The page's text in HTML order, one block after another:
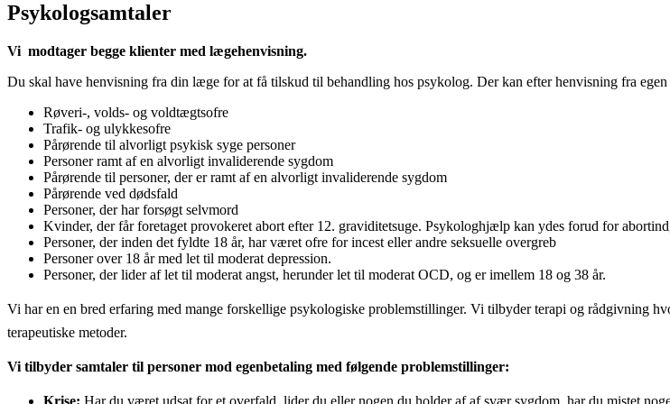
Psykologsamtaler
Vi modtager begge klienter med lægehenvisning.
Du skal have henvisning fra din læge for at få tilskud til behandling hos psykolog. Der kan efter henvisning fra
Røveri-, volds- og voldtægtsofre
Trafik- og ulykkesofre
Pårørende til alvorligt psykisk syge personer
Personer ramt af en alvorligt invaliderende sygdom
Pårørende til personer, der er ramt af en alvorligt invaliderende sygdom
Pårørende ved dødsfald
Personer, der har forsøgt selvmord
Kvinder, der får foretaget provokeret abort efter 12. graviditetsuge. Psykologhjælp kan ydes forud for
Personer, der inden det fyldte 18 år, har været ofre for incest eller andre seksuelle overgreb
Personer over 18 år med let til moderat depression.
Personer, der lider af let til moderat angst, herunder let til moderat OCD, og er imellem 18 og 38 år.
Vi har en en bred erfaring med mange forskellige psykologiske problemstillinger. Vi tilbyder terapi og rådgivning
terapeutiske metoder.
Vi tilbyder samtaler til personer mod egenbetaling med følgende problemstillinger:
Krise: Har du været udsat for et overfald, lider du eller nogen du holder af af svær sygdom, har du mistet